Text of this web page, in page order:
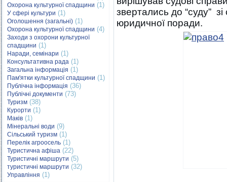
Охорона культурної спадщини (1)
У сфері культури (1)
Оголошення (загальні) (1)
Охорона культурної спадщини (4)
Заходи з охорони культурної
спадщини (1)
Наради, семінари (1)
Консультативна рада (1)
Загальна інформація (1)
Пам'ятки культурної спадщини (1)
Публічна інформація (36)
Публічні документи (73)
Туризм (38)
Курорти (1)
Маків (1)
Мінеральні води (9)
Сільський туризм (1)
Перелік агроосель (1)
Туристична афіша (22)
Туристичні маршрути (5)
туристичні маршрути (32)
Управління (1)
звертались до “суду”
юридичної поради.